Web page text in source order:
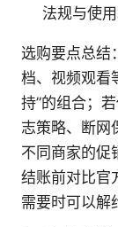
法规与使
选购要点总结
档、视频观看
持”的组合；
志策略、断网
不同商家的促
结账前对比官
需要时可以解